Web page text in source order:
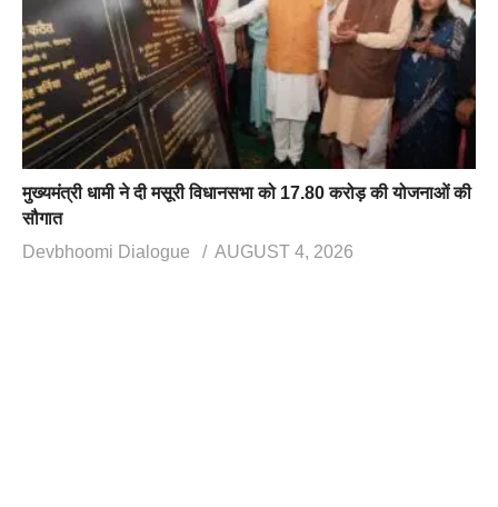
मुख्यमंत्री धामी ने दी मसूरी विधानसभा को 17.80 करोड़ की योजनाओं की
सौगात
Devbhoomi Dialogue
AUGUST 4, 2026